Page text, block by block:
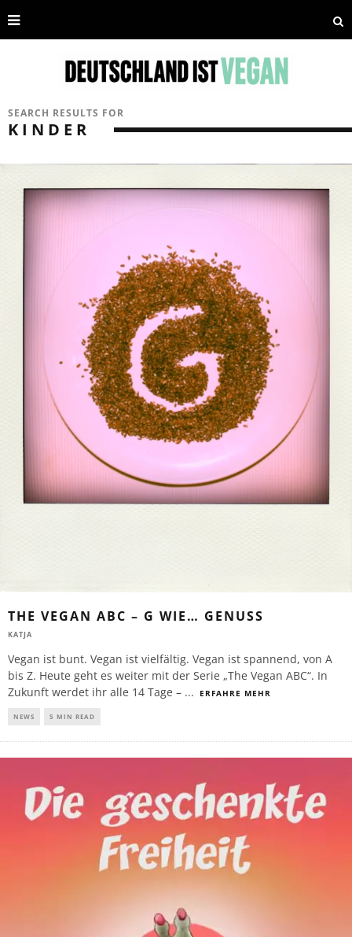
SEARCH RESULTS FOR
KINDER
THE VEGAN ABC – G WIE… GENUSS
KATJA
Vegan ist bunt. Vegan ist vielfältig. Vegan ist spannend, von A
bis Z. Heute geht es weiter mit der Serie „The Vegan ABC“. In
Zukunft werdet ihr alle 14 Tage – ... ERFAHRE MEHR
NEWS 5 MIN READ